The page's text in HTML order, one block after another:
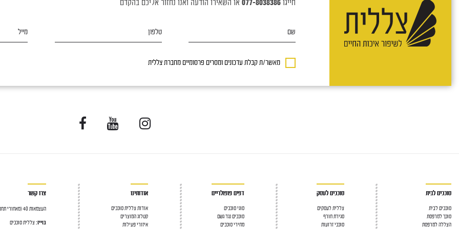
חייגו 077-8038386או השאירו הודעה ואנו נחזור אליכם בהקדם
מאשר/ת קבלת עדכונים ומסרים פרסומיים מחברת צללית
סוככים לבית
סוככים לבית
סוכך למרפסת
הצללה למרפסת
סוככים לעסק
צללית לעסקים
סגירת חורף
סוככי זרועות
דפים פופולריים
סוגי סוככים
סוככים נגד גשם
מחירי סוככים
אודותינו
אודות צללית סוככים
קטלוג המוצרים
איזורי פעילות
צרו קשר
העצמאות 40 (מאחורי תחנת הדלק), יהוד 56304
בוייז:צללית סוככים